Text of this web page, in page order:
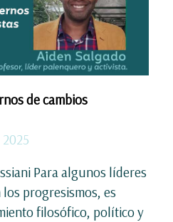
de cambios
Para algunos líderes
progresismos, es
filosófico, político y